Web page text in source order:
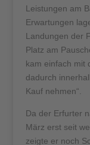
Leistungen am
Erwartungen
Landungen der
Platz am
kam einfach mit
dadurch
Kauf nehmen“.
Da der Erfurter
März erst seit
zeigte er noch